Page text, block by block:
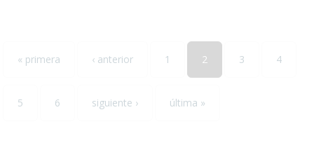
« primera ‹ anterior 1 2 3 4
5 6 siguiente › última »